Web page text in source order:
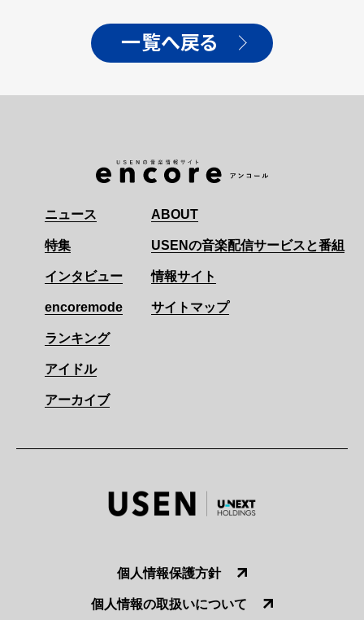
一覧へ戻る
ニュース
特集
インタビュー
encoremode
ランキング
アイドル
アーカイブ
ABOUT
USENの音楽配信サービスと番組
情報サイト
サイトマップ
個人情報保護方針
個人情報の取扱いについて